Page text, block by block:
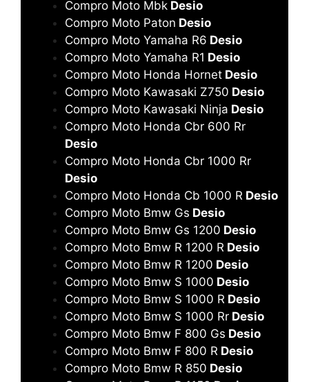
Compro Moto Mbk Desio
Compro Moto Paton Desio
Compro Moto Yamaha R6 Desio
Compro Moto Yamaha R1 Desio
Compro Moto Honda Hornet Desio
Compro Moto Kawasaki Z750 Desio
Compro Moto Kawasaki Ninja Desio
Compro Moto Honda Cbr 600 Rr
Desio
Compro Moto Honda Cbr 1000 Rr
Desio
Compro Moto Honda Cb 1000 R Desio
Compro Moto Bmw Gs Desio
Compro Moto Bmw Gs 1200 Desio
Compro Moto Bmw R 1200 R Desio
Compro Moto Bmw R 1200 Desio
Compro Moto Bmw S 1000 Desio
Compro Moto Bmw S 1000 R Desio
Compro Moto Bmw S 1000 Rr Desio
Compro Moto Bmw F 800 Gs Desio
Compro Moto Bmw F 800 R Desio
Compro Moto Bmw R 850 Desio